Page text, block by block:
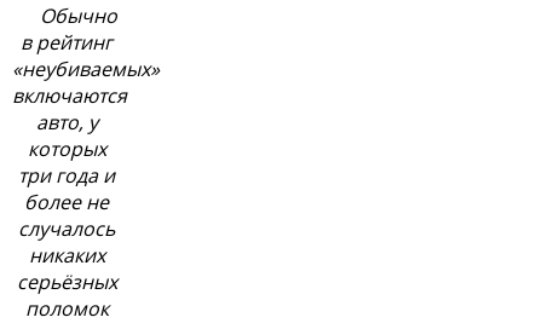
Обычно
в рейтинг
«неубиваемых»
включаются
авто, у
которых
три года и
более не
случалось
никаких
серьёзных
поломок